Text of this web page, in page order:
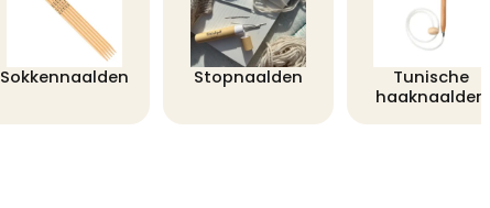
Sokkennaalden Stopnaalden
Tunische
haaknaalden